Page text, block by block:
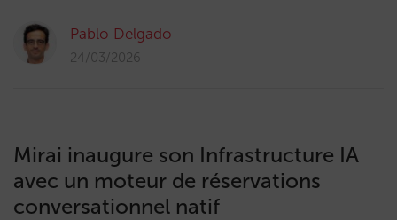
Pablo Delgado
24/03/2026
Mirai inaugure son Infrastructure IA
avec un moteur de réservations
conversationnel natif